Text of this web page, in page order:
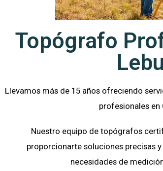
Topógrafo
Lebu
Llevamos más de 15 años ofreciendo
profesionales en
Nuestro equipo de topógrafos
proporcionarte soluciones precisas
necesidades de